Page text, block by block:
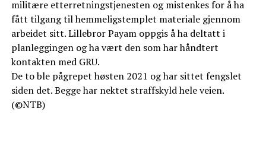
militære etterretningstjenesten og mistenkes for å ha
fått tilgang til hemmeligstemplet materiale gjennom
arbeidet sitt. Lillebror Payam oppgis å ha deltatt i
planleggingen og ha vært den som har håndtert
kontakten med GRU.
De to ble pågrepet høsten 2021 og har sittet fengslet
siden det. Begge har nektet straffskyld hele veien.
(©NTB)